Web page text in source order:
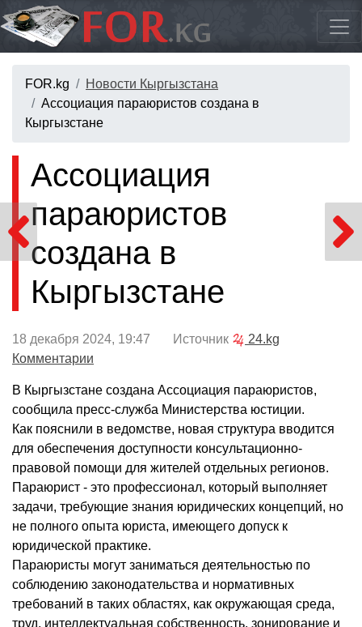
FOR.kg
Новости Кыргызстана
Ассоциация параюристов создана в
Кыргызстане
Ассоциация
параюристов
создана в
Кыргызстане
18 декабря 2024, 19:47 Источник
24.kg
Комментарии
В Кыргызстане создана Ассоциация параюристов,
сообщила пресс-служба Министерства юстиции.
Как пояснили в ведомстве, новая структура вводится
для обеспечения доступности консультационно-
правовой помощи для жителей отдельных регионов.
Параюрист - это профессионал, который выполняет
задачи, требующие знания юридических концепций, но
не полного опыта юриста, имеющего допуск к
юридической практике.
Параюристы могут заниматься деятельностью по
соблюдению законодательства и нормативных
требований в таких областях, как окружающая среда,
труд, интеллектуальная собственность, зонирование и